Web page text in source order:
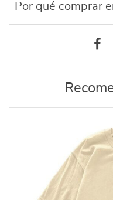
Por qué comprar